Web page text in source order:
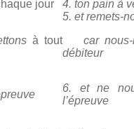
jour
4. ton pain à
5. et remets-
à toutcar nous-
débiteur
6. et ne
l’épreuve